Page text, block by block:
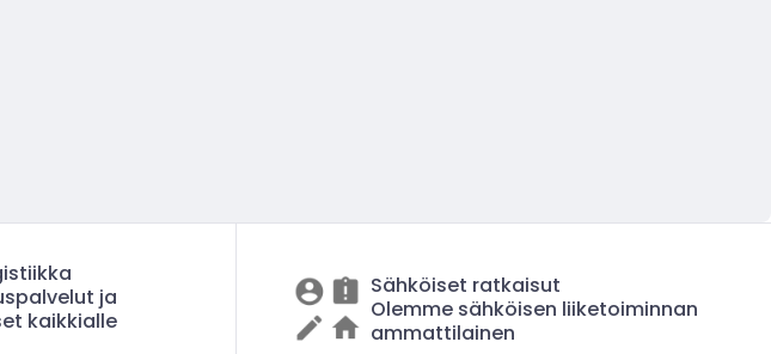
ja
kaikkialle
Sähköiset ratkaisut
Olemme sähköisen liiketoiminnan
ammattilainen